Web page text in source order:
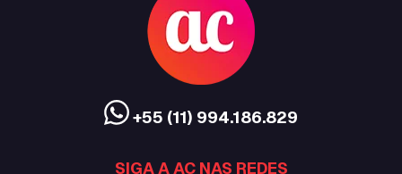
+55 (11) 994.186.829
SIGA A AC NAS REDES